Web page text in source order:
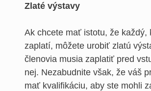
Zlaté výstavy
Ak chcete mať istotu, že každý,
zaplatí, môžete urobiť zlatú
členovia musia zaplatiť pred
nej. Nezabudnite však, že váš
mať kvalifikáciu, aby ste mohli